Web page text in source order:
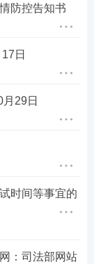
防控告知书
日
29日
时间等事宜的
：司法部网站